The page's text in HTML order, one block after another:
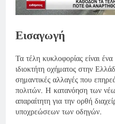
Εισαγωγή
Τα τέλη κυκλοφορίας είναι
ιδιοκτήτη οχήματος στην
σημαντικές αλλαγές που
πολιτών. Η κατανόηση των
απαραίτητη για την ορθή
υποχρεώσεων των οδηγών.